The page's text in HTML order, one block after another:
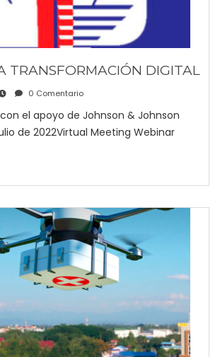
TRANSFORMACIÓN DIGITAL
0 Comentario
con el apoyo de Johnson & Johnson
de 2022Virtual Meeting Webinar